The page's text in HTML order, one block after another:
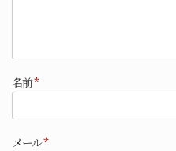
名前*
メール*